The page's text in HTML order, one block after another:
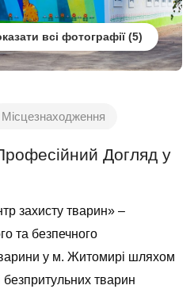
всі фотографії
Місцезнаходження
Догляд у
захисту тварин» –
та безпечного
у м. Житомирі шляхом
тварин